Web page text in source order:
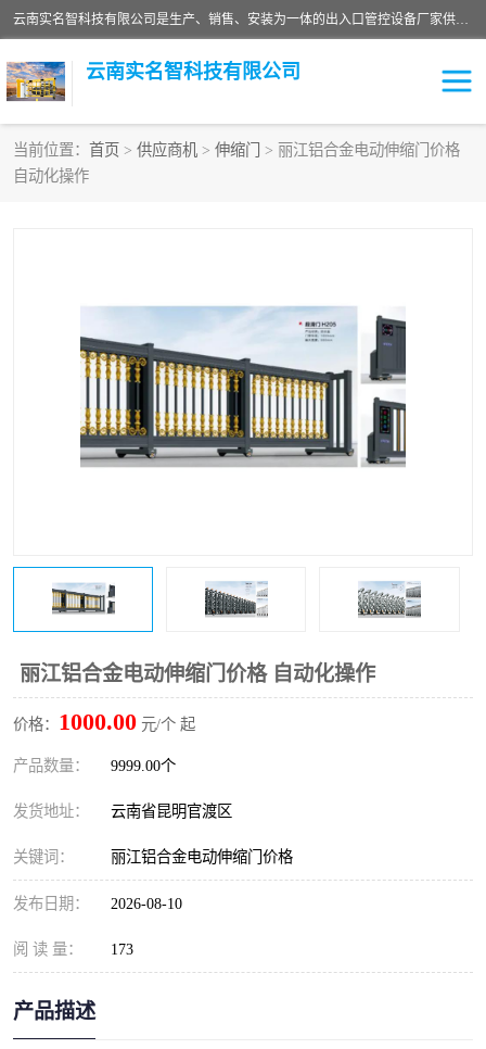
云南实名智科技有限公司是生产、销售、安装为一体的出入口管控设备厂家供应商。主营:电动伸缩门、道闸、广告道闸、重型空降闸、车牌识别、门禁通道、升降柱、岗亭、旗杆等智能设备。主营产品: 电动伸缩门,道闸门禁,车牌识别 生产、销售、安装为一体的出入口管控设备厂家源头供应商。
云南实名智科技有限公司
当前位置： 首页 > 供应商机 > 伸缩门
> 丽江铝合金电动伸缩门价格
自动化操作
丽江铝合金电动伸缩门价格 自动化操作
价格： 1000.00 元/个 起
产品数量： 9999.00个
发货地址： 云南省昆明官渡区
关键词： 丽江铝合金电动伸缩门价格
发布日期： 2026-08-10
阅 读 量： 173
产品描述
车牌识别门系列
小门系列 伸缩门